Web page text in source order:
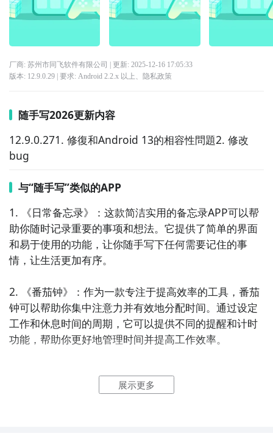
厂商: 苏州市同飞软件有限公司 | 更新: 2025-12-16 17:05:33
版本: 12.9.0.29| 要求: Android 2.2.x 以上、 隐私政策
随手写2026更新内容
12.9.0.271. 修復和Android 13的相容性問題2. 修改
bug
与“随手写”类似的APP
1. 《日常备忘录》：这款简洁实用的备忘录APP可以帮
助你随时记录重要的事项和想法。它提供了简单的界面
和易于使用的功能，让你随手写下任何需要记住的事
情，让生活更加有序。
2. 《番茄钟》：作为一款专注于提高效率的工具，番茄
钟可以帮助你集中注意力并有效地分配时间。通过设定
工作和休息时间的周期，它可以提供不同的提醒和计时
功能，帮助你更好地管理时间并提高工作效率。
你扩展词汇量和丰富语言表达。它提供了清晰的释义和
展示更多